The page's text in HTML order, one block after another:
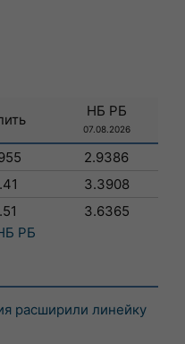
НБ РБ
07.08.2026
2.9386
3.3908
3.6365
РБ
расширили линейку